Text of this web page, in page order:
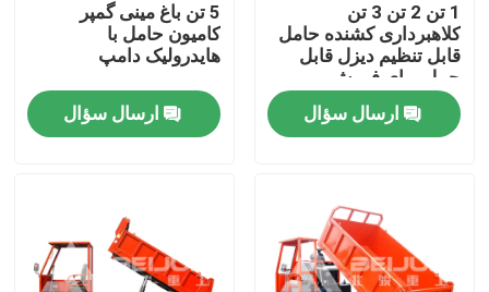
دربارهی ما
کارخانه تور
درخواست نقل قول
1 تن 2 تن 3 تن
کلاهبرداری کشنده حامل
قابل تنظیم دیزل قابل
حمل برای فروش
ارسال سؤال
5 تن باغ مینی گمپر
کامیون حامل با
هایدرولیک دامپ
ارسال سؤال